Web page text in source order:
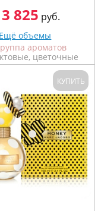
3 825 руб.
Ещё объемы
ароматов
цветочные
КУПИТЬ